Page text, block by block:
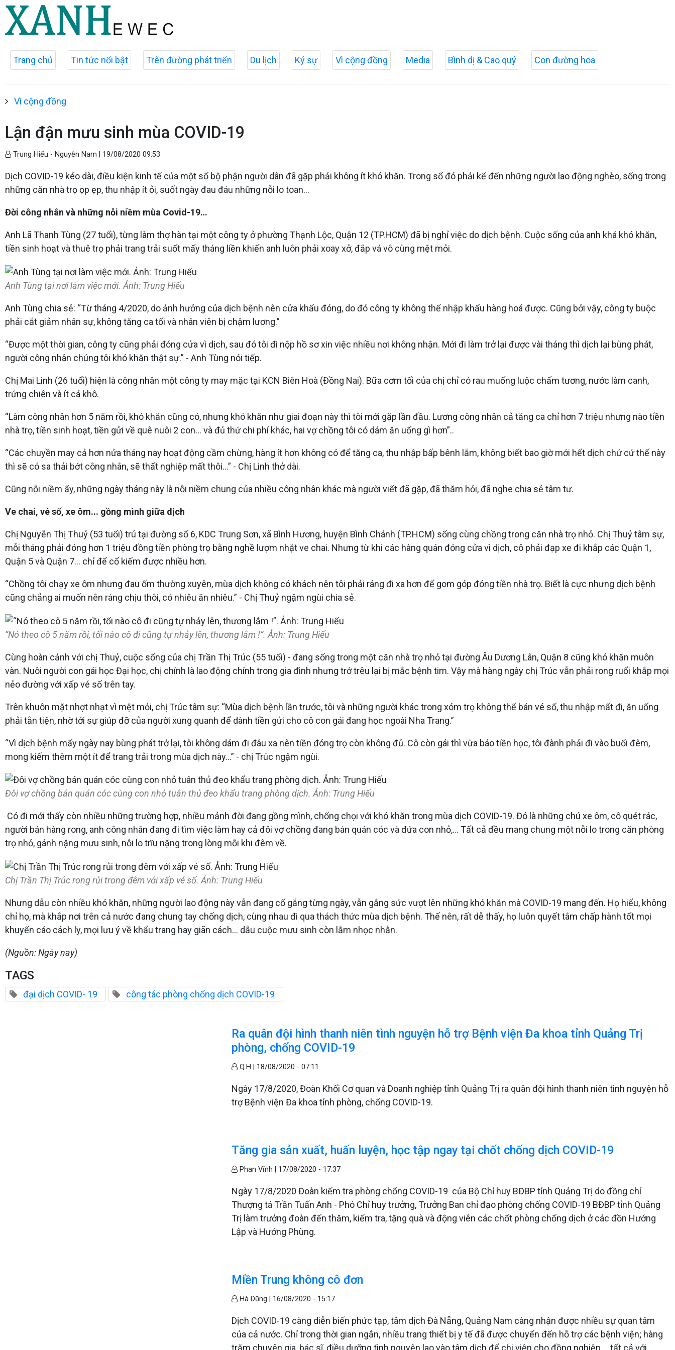
Trang chủ Tin tức nổi bật Trên đường phát triển Du lịch Ký sự Vì cộng đồng Media Bình dị & Cao quý Con đường hoa
Vì cộng đồng
Lận đận mưu sinh mùa COVID-19
Trung Hiếu - Nguyễn Nam | 19/08/2020 09:53
Dịch COVID-19 kéo dài, điều kiện kinh tế của một số bộ phận người dân đã gặp phải không ít khó khăn. Trong số đó phải kể đến những người lao động nghèo, sống trong
những căn nhà trọ ọp ẹp, thu nhập ít ỏi, suốt ngày đau đáu những nỗi lo toan...
Đời công nhân và những nỗi niềm mùa Covid-19…
Anh Lã Thanh Tùng (27 tuổi), từng làm thợ hàn tại một công ty ở phường Thạnh Lộc, Quận 12 (TP.HCM) đã bị nghỉ việc do dịch bệnh. Cuộc sống của anh khá khó khăn,
tiền sinh hoạt và thuê trọ phải trang trải suốt mấy tháng liền khiến anh luôn phải xoay xở, đắp vá vô cùng mệt mỏi.
Anh Tùng tại nơi làm việc mới. Ảnh: Trung Hiếu
Anh Tùng chia sẻ: “Từ tháng 4/2020, do ảnh hưởng của dịch bệnh nên cửa khẩu đóng, do đó công ty không thể nhập khẩu hàng hoá được. Cũng bởi vậy, công ty buộc
phải cắt giảm nhân sự, không tăng ca tối và nhân viên bị chậm lương.”
“Được một thời gian, công ty cũng phải đóng cửa vì dịch, sau đó tôi đi nộp hồ sơ xin việc nhiều nơi không nhận. Mới đi làm trở lại được vài tháng thì dịch lại bùng phát,
người công nhân chúng tôi khó khăn thật sự.” - Anh Tùng nói tiếp.
Chị Mai Linh (26 tuổi) hiện là công nhân một công ty may mặc tại KCN Biên Hoà (Đồng Nai). Bữa cơm tối của chị chỉ có rau muống luộc chấm tương, nước làm canh,
trứng chiên và ít cá khô.
“Làm công nhân hơn 5 năm rồi, khó khăn cũng có, nhưng khó khăn như giai đoạn này thì tôi mới gặp lần đầu. Lương công nhân cả tăng ca chỉ hơn 7 triệu nhưng nào tiền
nhà trọ, tiền sinh hoạt, tiền gửi về quê nuôi 2 con... và đủ thứ chi phí khác, hai vợ chồng tôi có dám ăn uống gì hơn”..
“Các chuyền may cả hơn nửa tháng nay hoạt động cầm chừng, hàng ít hơn không có để tăng ca, thu nhập bấp bênh lắm, không biết bao giờ mới hết dịch chứ cứ thế này
thì sẽ có sa thải bớt công nhân, sẽ thất nghiệp mất thôi…” - Chị Linh thở dài.
Cũng nỗi niềm ấy, những ngày tháng này là nỗi niềm chung của nhiều công nhân khác mà người viết đã gặp, đã thăm hỏi, đã nghe chia sẻ tâm tư.
Ve chai, vé số, xe ôm... gồng mình giữa dịch
Chị Nguyễn Thị Thuỷ (53 tuổi) trú tại đường số 6, KDC Trung Sơn, xã Bình Hương, huyện Bình Chánh (TP.HCM) sống cùng chồng trong căn nhà trọ nhỏ. Chị Thuỷ tâm sự,
mỗi tháng phải đóng hơn 1 triệu đồng tiền phòng trọ bằng nghề lượm nhặt ve chai. Nhưng từ khi các hàng quán đóng cửa vì dịch, cô phải đạp xe đi khắp các Quận 1,
Quận 5 và Quận 7… chỉ để cố kiếm được nhiều hơn.
“Chồng tôi chạy xe ôm nhưng đau ốm thường xuyên, mùa dịch không có khách nên tôi phải ráng đi xa hơn để gom góp đóng tiền nhà trọ. Biết là cực nhưng dịch bệnh
cũng chẳng ai muốn nên ráng chịu thôi, có nhiêu ăn nhiêu.” - Chị Thuỷ ngậm ngùi chia sẻ.
“Nó theo cô 5 năm rồi, tối nào cô đi cũng tự nhảy lên, thương lắm !”. Ảnh: Trung Hiếu
Cùng hoàn cảnh với chị Thuỷ, cuộc sống của chị Trần Thị Trúc (55 tuổi) - đang sống trong một căn nhà trọ nhỏ tại đường Âu Dương Lân, Quận 8 cũng khó khăn muôn
vàn. Nuôi người con gái học Đại học, chị chính là lao động chính trong gia đình nhưng trớ trêu lại bị mắc bệnh tim. Vậy mà hàng ngày chị Trúc vẫn phải rong ruổi khắp mọi
nẻo đường với xấp vé số trên tay.
Trên khuôn mặt nhợt nhạt vì mệt mỏi, chị Trúc tâm sự: “Mùa dịch bệnh lần trước, tôi và những người khác trong xóm trọ không thể bán vé số, thu nhập mất đi, ăn uống
phải tằn tiện, nhờ tới sự giúp đỡ của người xung quanh để dành tiền gửi cho cô con gái đang học ngoài Nha Trang.”
“Vì dịch bệnh mấy ngày nay bùng phát trở lại, tôi không dám đi đâu xa nên tiền đóng trọ còn không đủ. Cô còn gái thì vừa báo tiền học, tôi đành phải đi vào buổi đêm,
mong kiếm thêm một ít để trang trải trong mùa dịch này…” - chị Trúc ngậm ngùi.
Đôi vợ chồng bán quán cóc cùng con nhỏ tuân thủ đeo khẩu trang phòng dịch. Ảnh: Trung Hiếu
Có đi mới thấy còn nhiều những trường hợp, nhiều mảnh đời đang gồng mình, chống chọi với khó khăn trong mùa dịch COVID-19. Đó là những chú xe ôm, cô quét rác,
người bán hàng rong, anh công nhân đang đi tìm việc làm hay cả đôi vợ chồng đang bán quán cóc và đứa con nhỏ,… Tất cả đều mang chung một nỗi lo trong căn phòng
trọ nhỏ, gánh nặng mưu sinh, nỗi lo trĩu nặng trong lòng mỗi khi đêm về.
Chị Trần Thị Trúc rong rủi trong đêm với xấp vé số. Ảnh: Trung Hiếu
Nhưng dẫu còn nhiều khó khăn, những người lao động này vẫn đang cố gắng từng ngày, vẫn gắng sức vượt lên những khó khăn mà COVID-19 mang đến. Họ hiểu, không
chỉ họ, mà khắp nơi trên cả nước đang chung tay chống dịch, cùng nhau đi qua thách thức mùa dịch bệnh. Thế nên, rất dễ thấy, họ luôn quyết tâm chấp hành tốt mọi
khuyến cáo cách ly, mọi lưu ý về khẩu trang hay giãn cách… dẫu cuộc mưu sinh còn lắm nhọc nhằn.
(Nguồn: Ngày nay)
TAGS
đại dịch COVID- 19 công tác phòng chống dịch COVID-19
Ra quân đội hình thanh niên tình nguyện hỗ trợ Bệnh viện Đa khoa tỉnh Quảng Trị
phòng, chống COVID-19
Q.H | 18/08/2020 - 07:11
Ngày 17/8/2020, Đoàn Khối Cơ quan và Doanh nghiệp tỉnh Quảng Trị ra quân đội hình thanh niên tình nguyện hỗ
trợ Bệnh viện Đa khoa tỉnh phòng, chống COVID-19.
Tăng gia sản xuất, huấn luyện, học tập ngay tại chốt chống dịch COVID-19
Phan Vĩnh | 17/08/2020 - 17:37
Ngày 17/8/2020 Đoàn kiểm tra phòng chống COVID-19 của Bộ Chỉ huy BĐBP tỉnh Quảng Trị do đồng chí
Thượng tá Trần Tuấn Anh - Phó Chỉ huy trưởng, Trưởng Ban chỉ đạo phòng chống COVID-19 BĐBP tỉnh Quảng
Trị làm trưởng đoàn đến thăm, kiểm tra, tặng quà và động viên các chốt phòng chống dịch ở các đồn Hướng
Lập và Hướng Phùng.
Miền Trung không cô đơn
Hà Dũng | 16/08/2020 - 15:17
Dịch COVID-19 càng diễn biến phức tạp, tâm dịch Đà Nẵng, Quảng Nam càng nhận được nhiều sự quan tâm
của cả nước. Chỉ trong thời gian ngắn, nhiều trang thiết bị y tế đã được chuyển đến hỗ trợ các bệnh viện; hàng
trăm chuyên gia, bác sĩ, điều dưỡng tình nguyện lao vào tâm dịch để chi viện cho đồng nghiệp…, tất cả với